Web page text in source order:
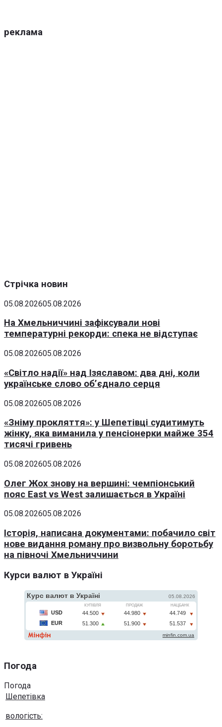
реклама
Стрічка новин
05.08.202605.08.2026
На Хмельниччині зафіксували нові
температурні рекорди: спека не відступає
05.08.202605.08.2026
«Світло надії» над Ізяславом: два дні, коли
українське слово об’єднало серця
05.08.202605.08.2026
«Зніму прокляття»: у Шепетівці судитимуть
жінку, яка виманила у пенсіонерки майже 354
тисячі гривень
05.08.202605.08.2026
Олег Жох знову на вершині: чемпіонський
пояс East vs West залишається в Україні
05.08.202605.08.2026
Історія, написана документами: побачило світ
нове видання роману про визвольну боротьбу
на півночі Хмельниччини
Курси валют в Україні
Погода
Погода
Шепетівка
вологість: